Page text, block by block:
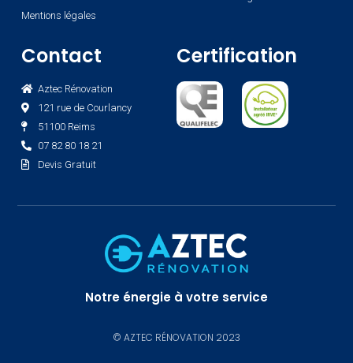
Mentions légales
Contact
Aztec Rénovation
121 rue de Courlancy
51100 Reims
07 82 80 18 21
Devis Gratuit
Certification
Notre énergie à votre service
© AZTEC RÉNOVATION 2023